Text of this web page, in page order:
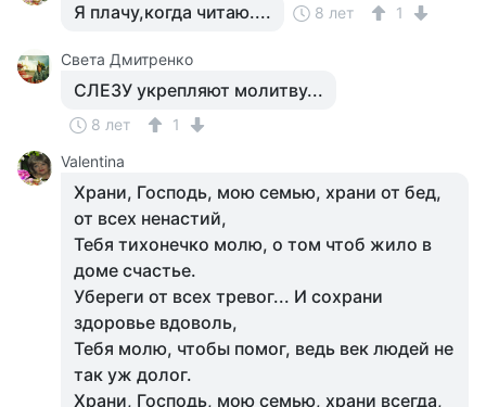
Я плачу,когда читаю.... 8 лет 1
Света Дмитренко
СЛЕЗУ укрепляют молитву...
8 лет
1
Valentina
Храни, Господь, мою семью, храни от бед,
от всех ненастий,
Тебя тихонечко молю, о том чтоб жило в
доме счастье.
Убереги от всех тревог... И сохрани
здоровье вдоволь,
Тебя молю, чтобы помог, ведь век людей не
так уж долог.
Храни, Господь, мою семью, храни всегда,